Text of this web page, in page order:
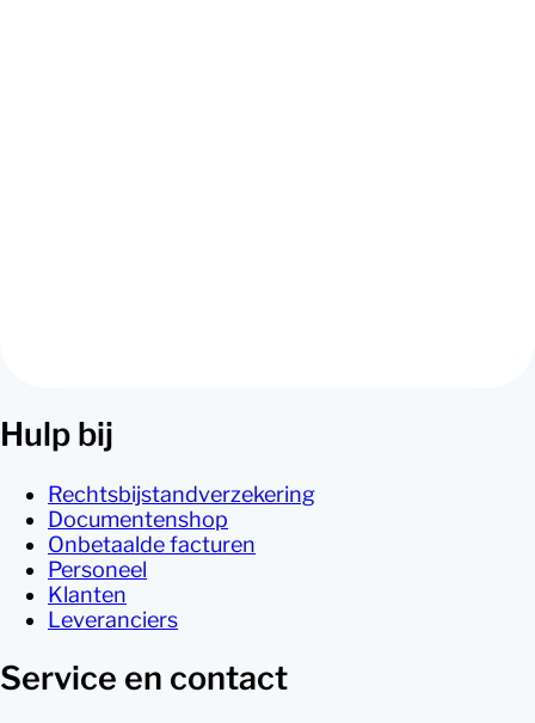
Hulp bij
Rechtsbijstandverzekering
Documentenshop
Onbetaalde facturen
Personeel
Klanten
Leveranciers
Service en contact